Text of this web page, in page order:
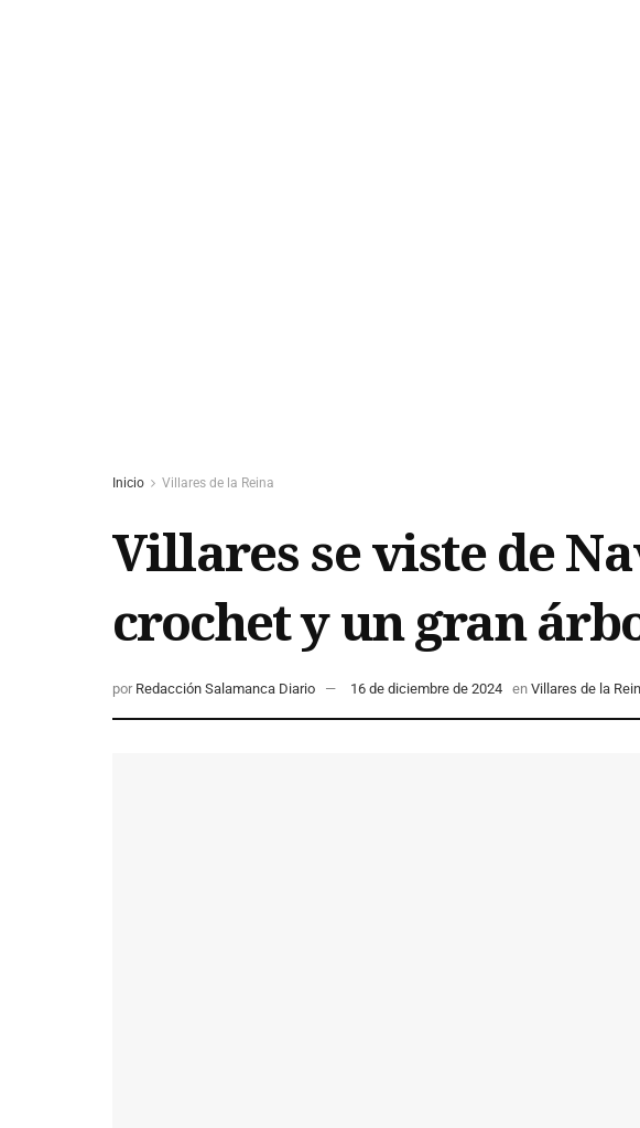
Inicio Villares de la Reina
Villares se viste de
crochet y un gran
por Redacción Salamanca Diario 16 de diciembre de 2024 en Villares de la